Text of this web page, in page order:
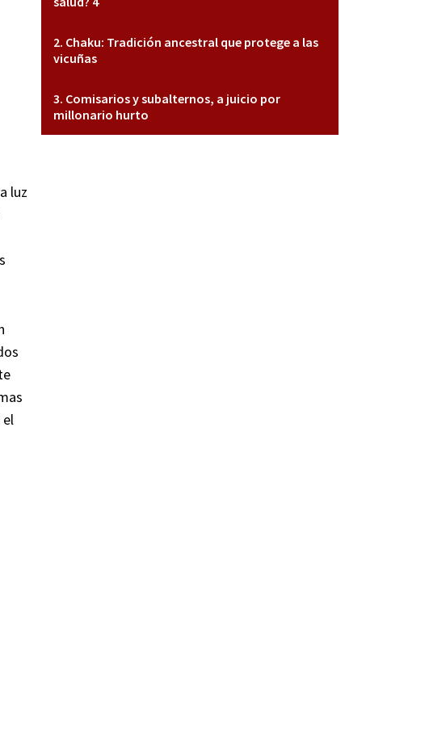
luz
el
Chaku: Tradición ancestral que protege a las
vicuñas
Comisarios y subalternos, a juicio por
millonario hurto